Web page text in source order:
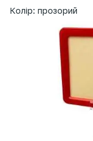
Колір: прозорий